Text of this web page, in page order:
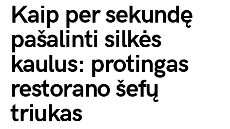
Kaip per sekundę
pašalinti silkės
kaulus: protingas
restorano šefų
triukas